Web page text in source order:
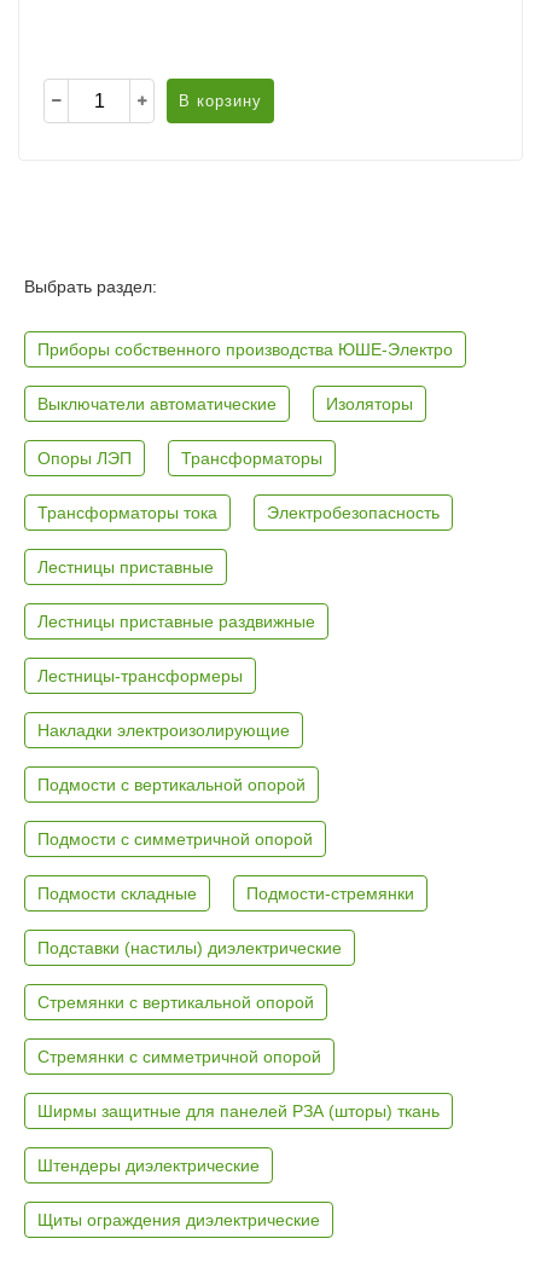
В корзину
Выбрать раздел:
Приборы собственного производства ЮШЕ-Электро
Выключатели автоматические Изоляторы
Опоры ЛЭП Трансформаторы
Трансформаторы тока Электробезопасность
Лестницы приставные
Лестницы приставные раздвижные
Лестницы-трансформеры
Накладки электроизолирующие
Подмости с вертикальной опорой
Подмости с симметричной опорой
Подмости складные Подмости-стремянки
Подставки (настилы) диэлектрические
Стремянки с вертикальной опорой
Стремянки с симметричной опорой
Ширмы защитные для панелей РЗА (шторы) ткань
Штендеры диэлектрические
Щиты ограждения диэлектрические